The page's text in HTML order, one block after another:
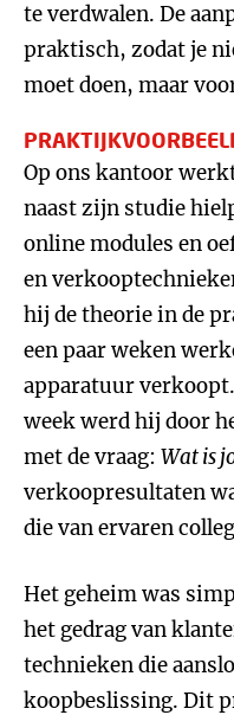
te verdwalen. De
praktisch, zodat je
moet doen, maar
Op ons kantoor
naast zijn studie
online modules en
en
hij de theorie in de
een paar weken
apparatuur
week werd hij door
met de vraag: Wat is
verkoopresultaten
die van ervaren
Het geheim was
het gedrag van
technieken die
koopbeslissing. Dit